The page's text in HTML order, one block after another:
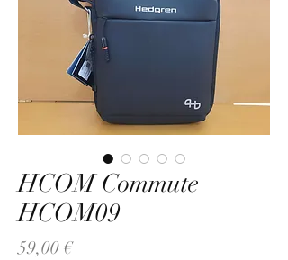
HCOM Commute
HCOM09
59,00 €Τιμή